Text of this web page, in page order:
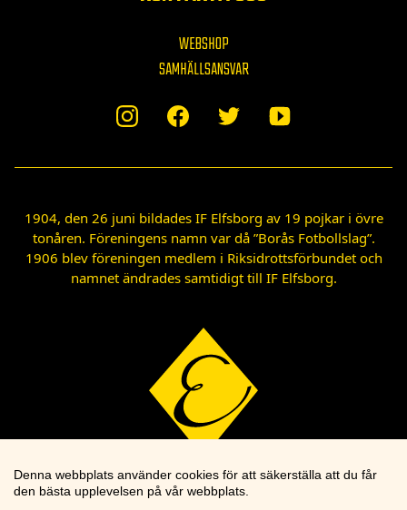
WEBSHOP
SAMHÄLLSANSVAR
1904, den 26 juni bildades IF Elfsborg av 19 pojkar i övre
tonåren. Föreningens namn var då ”Borås Fotbollslag”.
1906 blev föreningen medlem i Riksidrottsförbundet och
namnet ändrades samtidigt till IF Elfsborg.
Denna webbplats använder cookies för att säkerställa att du får
den bästa upplevelsen på vår webbplats.